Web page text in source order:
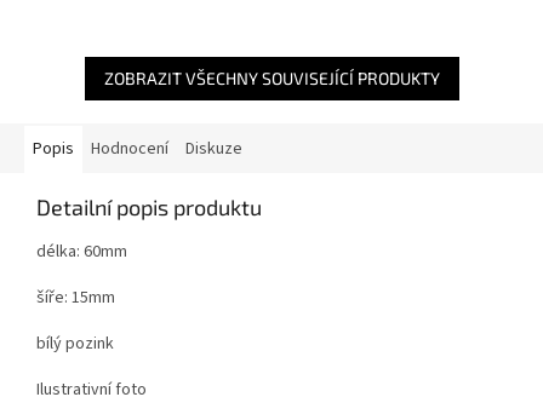
ZOBRAZIT VŠECHNY SOUVISEJÍCÍ PRODUKTY
Popis Hodnocení Diskuze
Detailní popis produktu
délka: 60mm
šíře: 15mm
bílý pozink
Ilustrativní foto